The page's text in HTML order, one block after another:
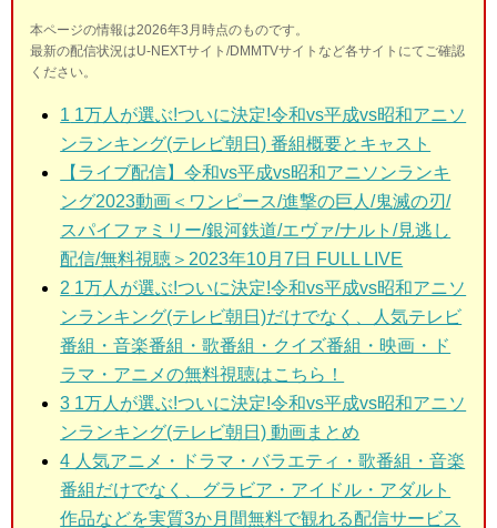
本ページの情報は2026年3月時点のものです。
最新の配信状況はU-NEXTサイト/DMMTVサイトなど各サイトにてご確認
ください。
1 1万人が選ぶ!ついに決定!令和vs平成vs昭和アニソ
ンランキング(テレビ朝日) 番組概要とキャスト
【ライブ配信】令和vs平成vs昭和アニソンランキ
ング2023動画＜ワンピース/進撃の巨人/鬼滅の刃/
スパイファミリー/銀河鉄道/エヴァ/ナルト/見逃し
配信/無料視聴＞2023年10月7日 FULL LIVE
2 1万人が選ぶ!ついに決定!令和vs平成vs昭和アニソ
ンランキング(テレビ朝日)だけでなく、人気テレビ
番組・音楽番組・歌番組・クイズ番組・映画・ド
ラマ・アニメの無料視聴はこちら！
3 1万人が選ぶ!ついに決定!令和vs平成vs昭和アニソ
ンランキング(テレビ朝日) 動画まとめ
4 人気アニメ・ドラマ・バラエティ・歌番組・音楽
番組だけでなく、グラビア・アイドル・アダルト
作品などを実質3か月間無料で観れる配信サービス